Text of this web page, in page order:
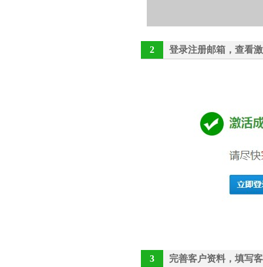
2 登录注册邮箱，查看
3 完善客户资料，填写